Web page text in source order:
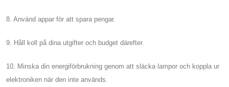
8. Använd appar för att spara pengar.
9. Håll koll på dina utgifter och budget därefter.
10. Minska din energiförbrukning genom att släcka lampor och koppla ur
elektroniken när den inte används.